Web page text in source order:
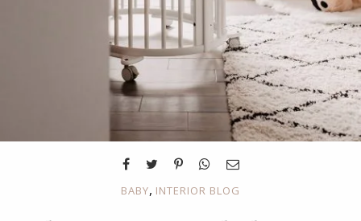
BABY, INTERIOR BLOG